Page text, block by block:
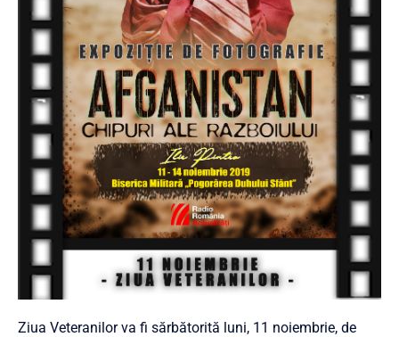
Ziua Veteranilor va fi sărbătorită luni, 11 noiembrie, de